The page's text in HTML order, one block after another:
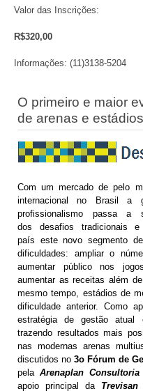
Valor das Inscrições:
R$320,00
Informações: (11)3138-5204
O primeiro e maior
de arenas e estádios
Com um mercado de pelo
internacional no Brasil a
profissionalismo passa a
dos desafios tradicionais
país este novo segmento
dificuldades: ampliar o
aumentar público nos
aumentar as receitas além
mesmo tempo, estádios de
dificuldade anterior. Como
estratégia de gestão atual
trazendo resultados mais
nas modernas arenas
discutidos no 3o Fórum de
pelaArenaplan Consultoria
apoio principal da